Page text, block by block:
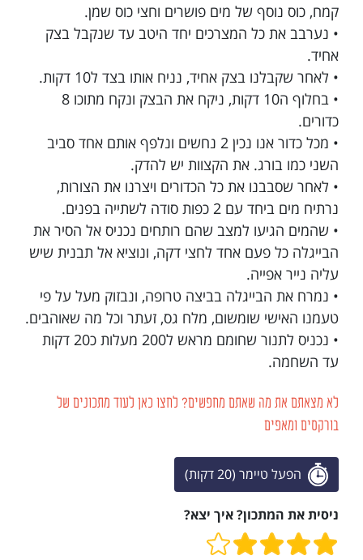
קמח, כוס נוסף של מים פושרים וחצי כוס שמן.
• נערבב את כל המצרכים יחד היטב עד שנקבל בצק
אחיד.
• לאחר שקבלנו בצק אחיד, נניח אותו בצד ל10 דקות.
• בחלוף ה10 דקות, ניקח את הבצק ונקח מתוכו 8
כדורים.
• מכל כדור אנו נכין 2 נחשים ונלפף אותם אחד סביב
השני כמו בורג. את הקצוות יש להדק.
• לאחר שסבבנו את כל הכדורים ויצרנו את הצורות,
נרתיח מים ביחד עם 2 כפות סודה לשתייה בפנים.
• שהמים הגיעו למצב שהם רותחים נכניס אל הסיר את
הבייגלה כל פעם אחד לחצי דקה, ונוציא אל תבנית שיש
עליה נייר אפייה.
• נמרח את הבייגלה בביצה טרופה, ונבזוק מעל על פי
טעמנו האישי שומשום, מלח גס, זעתר וכל מה שאוהבים.
• נכניס לתנור שחומם מראש ל200 מעלות כ20 דקות
עד השחמה.
לא מצאתם את מה שאתם מחפשים? לחצו כאן לעוד מתכונים של
בורקסים ומאפים
הפעל טיימר (20 דקות)
ניסית את המתכון? איך יצא?